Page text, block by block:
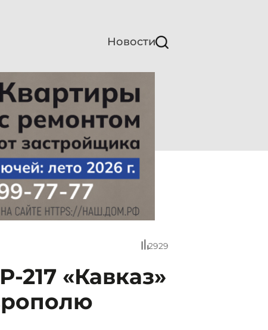
Новости
2929
217 «Кавказ»